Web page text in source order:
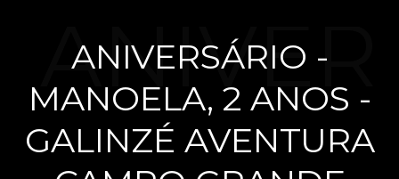
ANIVERSÁRIO -
MANOELA, 2 ANOS -
GALINZÉ AVENTURA
ANIVER